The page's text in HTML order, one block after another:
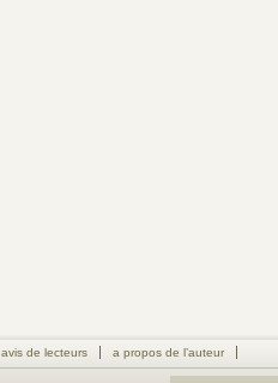
avis de lecteurs
a propos de l’auteur